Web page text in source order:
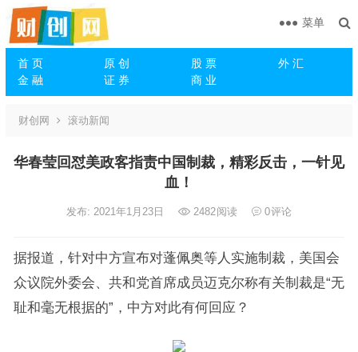
首 页 原 创 股 票
外 汇
金 融
证 券 商 业
菜单
财创网 滚动新闻
华春莹回怼美政客指责中国制裁，精彩反击，一针见
血！
发布: 2021年1月23日 2482阅读 0评论
据报道，针对中方宣布对蓬佩奥等人实施制裁，美国会
众议院外委会、共和党首席成员迈克尔称有关制裁是“无
耻和毫无根据的”，中方对此有何回应？